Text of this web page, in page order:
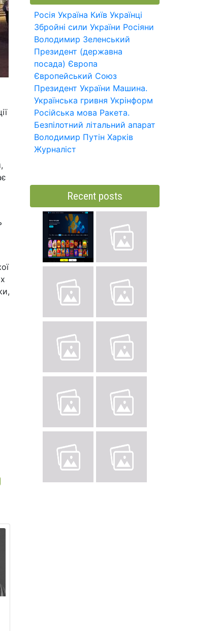
Росія Україна Київ Українці
Збройні сили України Росіяни
Володимир Зеленський
Президент (державна
посада) Європа
Європейський Союз
Президент України Машина.
Українська гривня Укрінформ
Російська мова Ракета.
Безпілотний літальний апарат
Володимир Путін Харків
Журналіст
Recent posts